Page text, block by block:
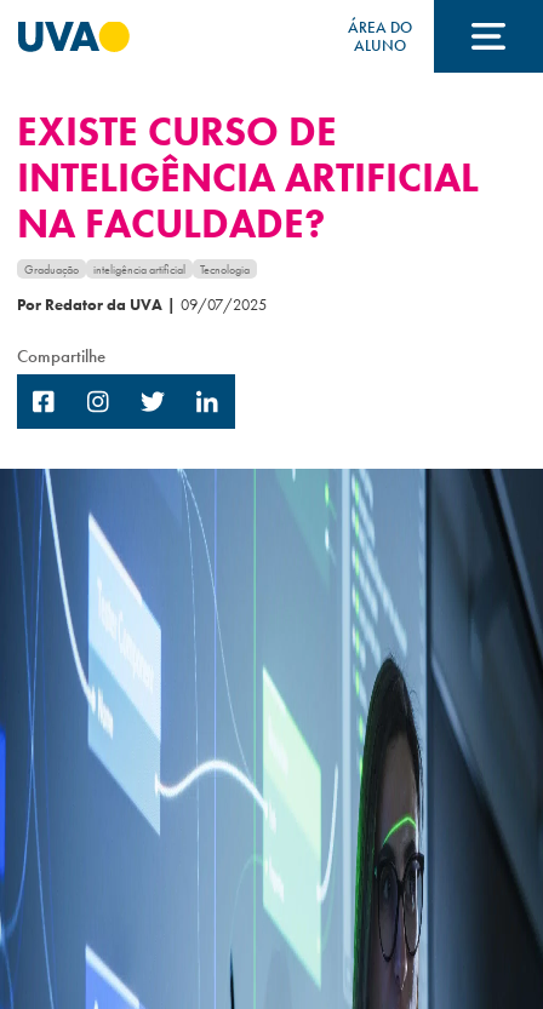
ÁREA DO
ALUNO
A UVA
CURSOS
FORMAS DE INGRESSO
FINANCIAMENTO E BOLSAS
Acontece na UVA
Campi/Unidades
Atendimento (21) 2574 8888
Conclua sua Matrícula
INSCREVA-SE SOLICITE INFORMAÇÕES
ÁREA DO ALUNO LOGIN
EXISTE CURSO DE
INTELIGÊNCIA ARTIFICIAL
NA FACULDADE?
Graduação inteligência artificial Tecnologia
Por Redator da UVA | 09/07/2025
Compartilhe